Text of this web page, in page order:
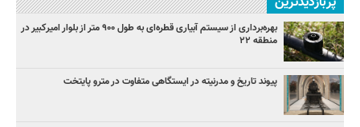
بهره‌برداری از سیستم آبیاری قطره‌ای به طول ۹۰۰ متر از بلوار امیرکبیر در
منطقه ۲۲
پیوند تاریخ و مدرنیته در ایستگاهی متفاوت در مترو پایتخت